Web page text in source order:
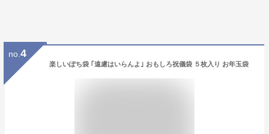
no. 4
楽しいぽち袋 ｢遠慮はいらんよ｣ おもしろ祝儀袋 ５枚入り お年玉袋